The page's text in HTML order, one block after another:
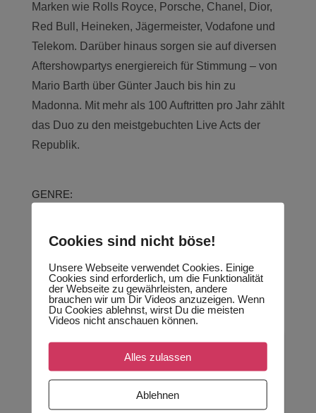
Marken wie Rolls Royce, Porsche, Chanel, Dior,
Red Bull, Heineken, Jägermeister, Vodafone und
Telekom. Darüber hinaus sorgen sie auf diversen
Aftershowpartys energiereich für Stimmung – von
Mario Barth über Günter Jauch bis hin zu
Madonna. Mit mehr als 100 Auftritten pro Jahr zählt
das Duo zu den meistgebuchten Live Acts der
Republik.
GENRE:
uvm.
REPERTOIR:
Rock, Pop, Reggae, Soul, Funk, Jazz uvm.
YouTube aktivieren?
YouTube Videos können nur angezeigt werden,
wenn Cookies gesetzt werden dürfen.
Cookies sind nicht böse!
Unsere Webseite verwendet Cookies. Einige
Cookies sind erforderlich, um die Funktionalität
der Webseite zu gewährleisten, andere
brauchen wir um Dir Videos anzuzeigen. Wenn
Du Cookies ablehnst, wirst Du die meisten
Videos nicht anschauen können.
Alles zulassen
Ablehnen